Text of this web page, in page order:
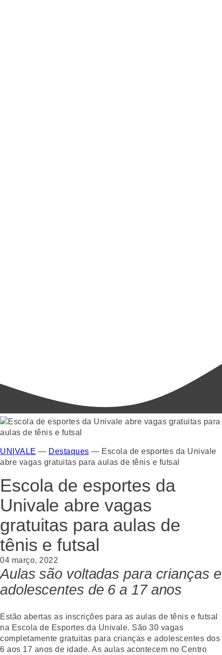
UNIVALE — Destaques — Escola de esportes da Univale
abre vagas gratuitas para aulas de tênis e futsal
Escola de esportes da
Univale abre vagas
gratuitas para aulas de
tênis e futsal
04 março, 2022
Aulas são voltadas para crianças e
adolescentes de 6 a 17 anos
Estão abertas as inscrições para as aulas de tênis e futsal
na Escola de Esportes da Univale. São 30 vagas
completamente gratuitas para crianças e adolescentes dos
6 aos 17 anos de idade. As aulas acontecem no Centro